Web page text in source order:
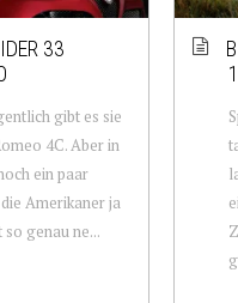
33
gibt es sie
4C. Aber in
ein paar
Amerikaner ja
genau ne...